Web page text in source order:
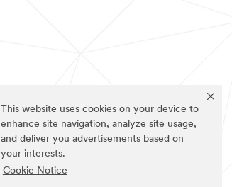
This website uses cookies on your device to
enhance site navigation, analyze site usage,
and deliver you advertisements based on
your interests.
Cookie Notice